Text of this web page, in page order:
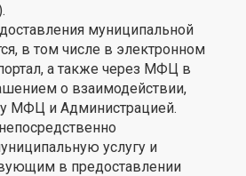
муниципальной
в том числе в электронном
а также через МФЦ в
о взаимодействии,
МФЦ и Администрацией.
услугу и
в предоставлении